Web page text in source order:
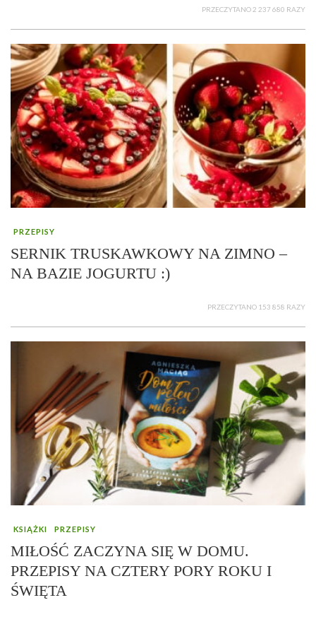
PRZECZYTANO 2 237 680 RAZY
PRZEPISY
SERNIK TRUSKAWKOWY NA ZIMNO –
NA BAZIE JOGURTU :)
PRZECZYTANO 153 858 RAZY
KSIĄŻKI PRZEPISY
MIŁOŚĆ ZACZYNA SIĘ W DOMU.
PRZEPISY NA CZTERY PORY ROKU I
ŚWIĘTA